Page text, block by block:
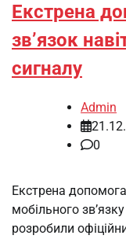
Екстрена
зв’язок
сигналу
Admin
0
Екстрена
мобільного
розробили